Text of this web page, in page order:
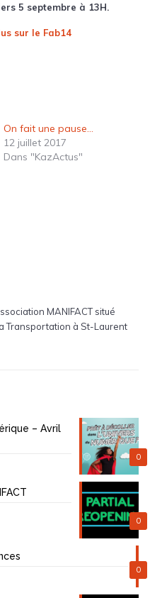
5 septembre à 13H.
sur le Fab14
On fait une pause…
12 juillet 2017
Dans "KazActus"
MANIFACT situé
Transportation à St-Laurent
0
– Avril
0
0